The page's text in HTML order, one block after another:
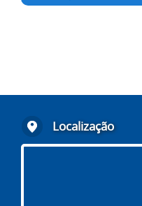
Localização